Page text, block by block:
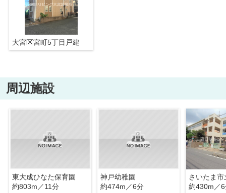
大宮区宮町5丁目戸建
周辺施設
東大成ひなた保育園
約803m／11分
神戸幼稚園
約474m／6分
約430m／